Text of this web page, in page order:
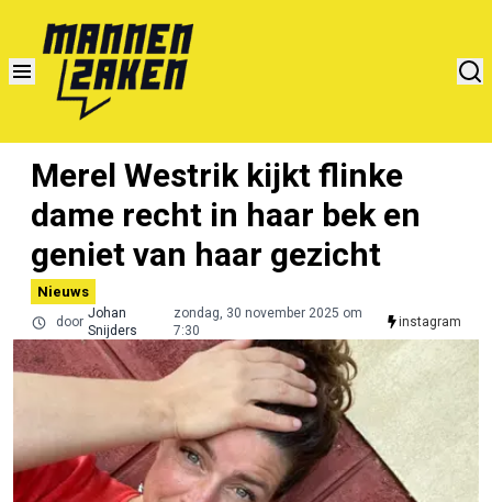
Merel Westrik kijkt flinke
dame recht in haar bek en
geniet van haar gezicht
Nieuws
door
Johan
Snijders
zondag, 30 november 2025 om
7:30
instagram